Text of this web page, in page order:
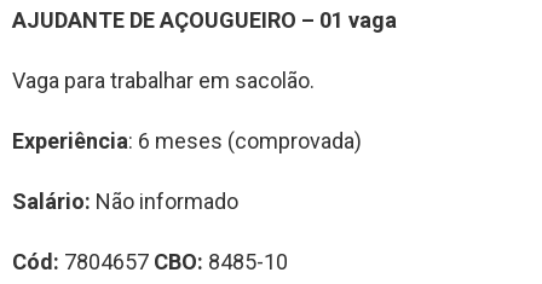
AJUDANTE DE AÇOUGUEIRO – 01 vaga
Vaga para trabalhar em sacolão.
Experiência: 6 meses (comprovada)
Salário: Não informado
Cód: 7804657 CBO: 8485-10